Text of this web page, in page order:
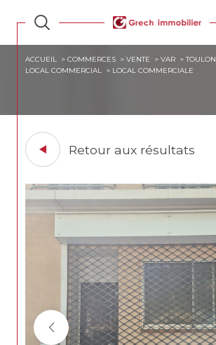
ACCUEIL COMMERCES VENTE VAR
TOULON
LOCAL COMMERCIAL
LOCAL COMMERCIALE
Retour aux résultats